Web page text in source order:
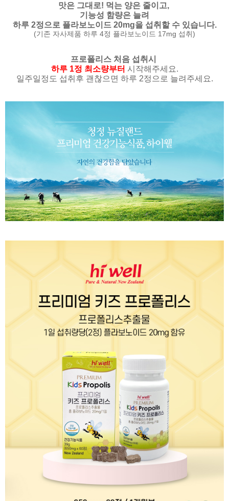
맛은 그대로! 먹는 양은 줄이고,
기능성 함량은 늘려
하루 2정으로 플라보노이드 20mg을 섭취할 수 있습니다.
(기존 자사제품 하루 4정 플라보노이드 17mg 섭취)
프로폴리스 처음 섭취시
하루 1정 최소량부터 시작해주세요.
일주일정도 섭취후 괜찮으면 하루 2정으로 늘려주세요.